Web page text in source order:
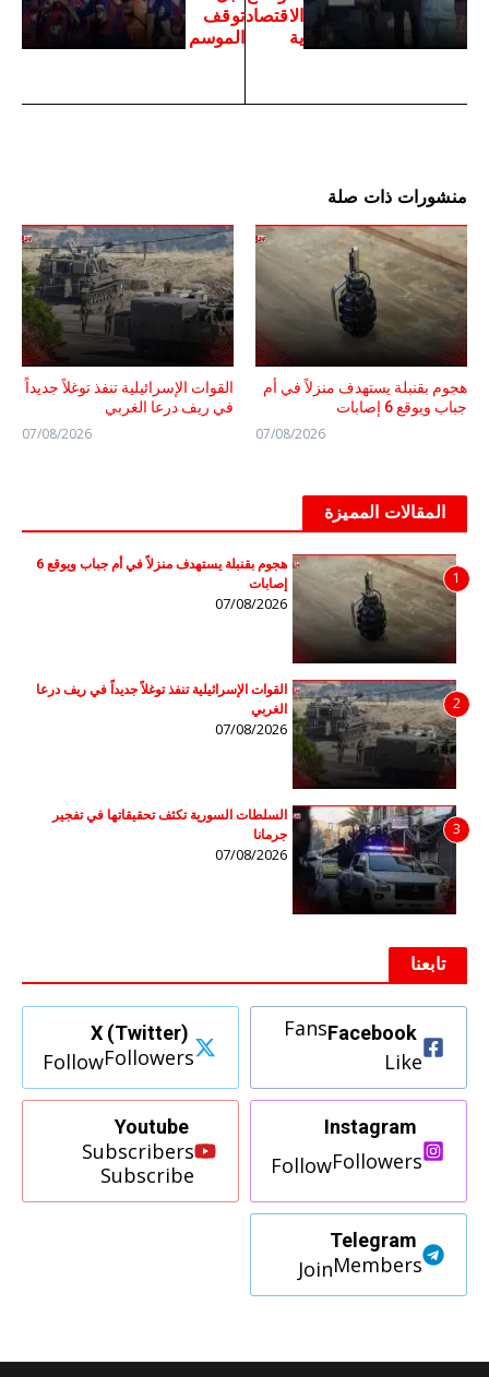
الاقتصاد
ية
توقف
الموسم
منشورات ذات صلة
هجوم بقنبلة يستهدف منزلاً في أم
جباب ويوقع 6 إصابات
07/08/2026
القوات الإسرائيلية تنفذ توغلاً جديداً
في ريف درعا الغربي
07/08/2026
المقالات المميزة
1
هجوم بقنبلة يستهدف منزلاً في أم جباب ويوقع 6
إصابات
07/08/2026
2
القوات الإسرائيلية تنفذ توغلاً جديداً في ريف درعا
الغربي
07/08/2026
3
السلطات السورية تكثف تحقيقاتها في تفجير
جرمانا
07/08/2026
تابعنا
Facebook
Fans
Like
X (Twitter)
Followers
Follow
Instagram
Followers
Follow
Youtube
Subscribers
Subscribe
Telegram
Members
Join